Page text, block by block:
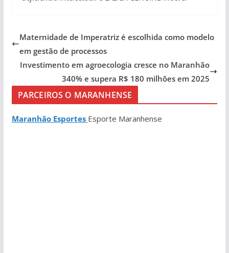
Maternidade de Imperatriz é escolhida como modelo
em gestão de processos
Investimento em agroecologia cresce no Maranhão
340% e supera R$ 180 milhões em 2025
PARCEIROS O MARANHENSE
Maranhão Esportes Esporte Maranhense